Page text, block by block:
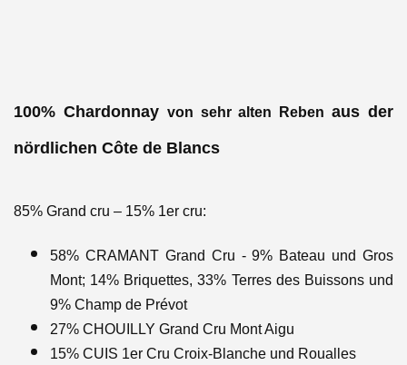
100% Chardonnay von sehr alten Rebenaus der
nördlichen Côte de Blancs
85% Grand cru – 15% 1er cru:
58% CRAMANT Grand Cru - 9% Bateau und Gros
Mont; 14% Briquettes, 33% Terres des Buissons und
9% Champ de Prévot
27% CHOUILLY Grand Cru Mont Aigu
15% CUIS 1er Cru Croix-Blanche und Roualles